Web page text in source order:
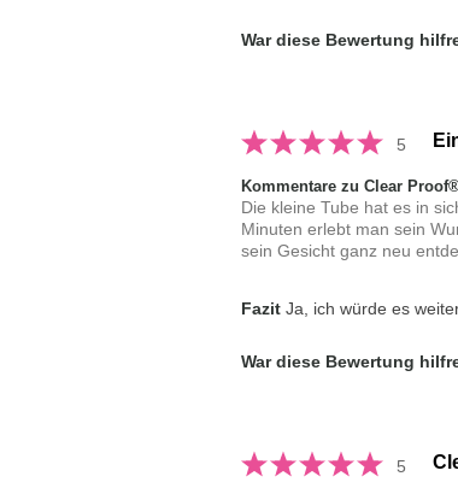
War diese Bewertung
5
Kommentare zu Clear
Die kleine Tube hat es in
Minuten erlebt man sein
sein Gesicht ganz neu
FazitJa, ich würde es
War diese Bewertung
5